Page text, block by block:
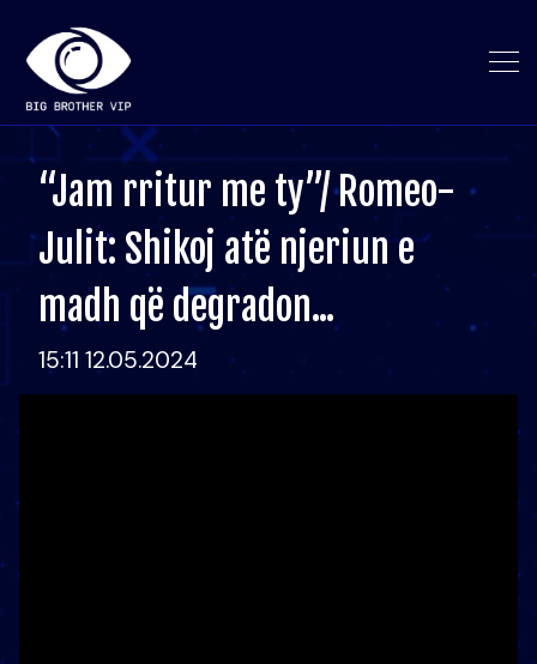
“Jam rritur me ty”/ Romeo-
Julit: Shikoj atë njeriun e
madh që degradon...
15:11 12.05.2024